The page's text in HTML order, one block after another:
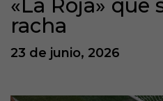
«La Roja» que
racha
23 de junio, 2026